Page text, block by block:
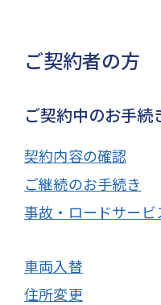
ご契約者の方
ご契約中のお手続
契約内容の確認
ご継続のお手続き
事故・ロードサー
車両入替
住所変更